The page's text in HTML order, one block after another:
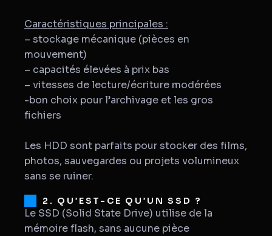
Caractéristiques principales :
– stockage mécanique (pièces en
mouvement)
– capacités élevées à prix bas
– vitesses de lecture/écriture modérées
-bon choix pour l’archivage et les gros
fichiers
Les HDD sont parfaits pour stocker des films,
photos, sauvegardes ou projets volumineux
sans se ruiner.
2. QU’EST-CE QU’UN SSD ?
Le SSD (Solid State Drive) utilise de la
mémoire flash, sans aucune pièce